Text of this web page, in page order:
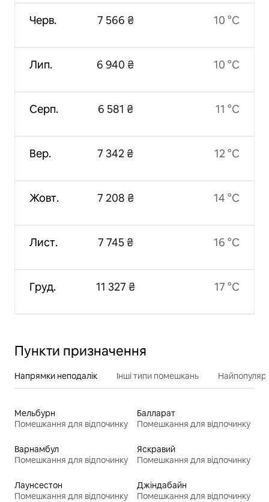
Черв.
Лип.
Серп.
Вер.
Жовт.
Лист.
Груд.
7 566 ₴
6 940 ₴
6 581 ₴
7 342 ₴
7 208 ₴
7 745 ₴
11 327 ₴
10 °C
10 °C
11 °C
12 °C
14 °C
16 °C
17 °C
Пункти призначення
Напрямки неподалік Інші типи помешкань
Мельбурн
Помешкання для відпочинку
Балларат
Помешкання для відпочинку
Варнамбул
Помешкання для відпочинку
Яскравий
Помешкання для відпочинку
Лаунсестон
Помешкання для відпочинку
Джіндабайн
Помешкання для відпочинку